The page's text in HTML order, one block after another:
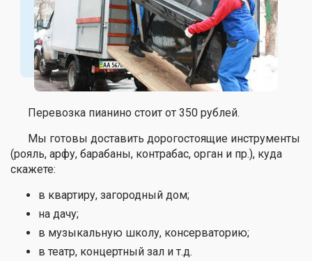
Перевозка пианино стоит от 350 рублей.
Мы готовы доставить дорогостоящие инструменты
(рояль, арфу, барабаны, контрабас, орган и пр.), куда
скажете:
в квартиру, загородный дом;
на дачу;
в музыкальную школу, консерваторию;
в театр, концертный зал и т.д.